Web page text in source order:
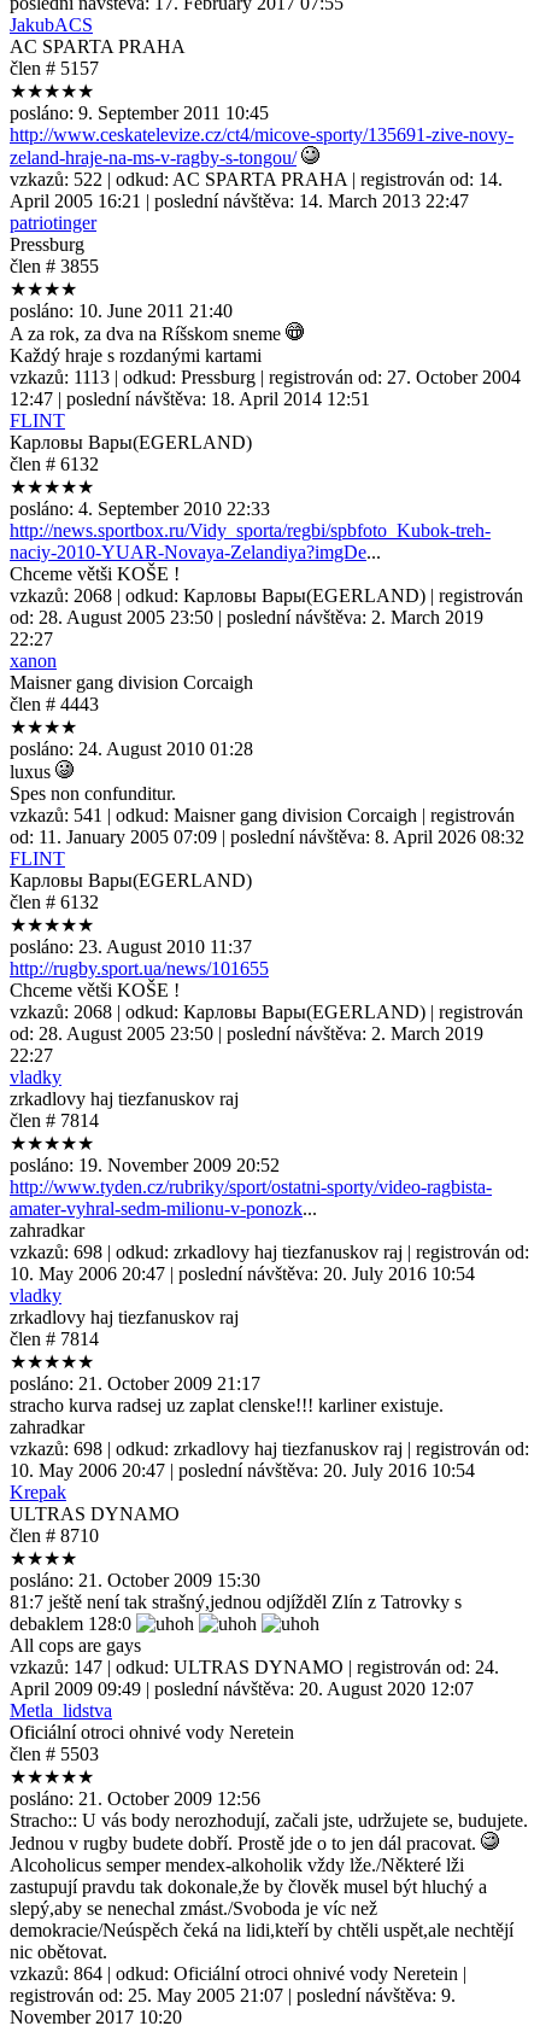
JakubACS
AC SPARTA PRAHA
člen # 5157
★★★★★
posláno: 9. September 2011 10:45
http://www.ceskatelevize.cz/ct4/micove-sporty/135691-zive-novy-
zeland-hraje-na-ms-v-ragby-s-tongou/
vzkazů: 522 | odkud: AC SPARTA PRAHA | registrován od: 14.
April 2005 16:21 | poslední návštěva: 14. March 2013 22:47
patriotinger
Pressburg
člen # 3855
★★★★
posláno: 10. June 2011 21:40
A za rok, za dva na Ríšskom sneme
Každý hraje s rozdanými kartami
vzkazů: 1113 | odkud: Pressburg | registrován od: 27. October 2004
12:47 | poslední návštěva: 18. April 2014 12:51
FLINT
Карловы Вары(EGERLAND)
člen # 6132
★★★★★
posláno: 4. September 2010 22:33
http://news.sportbox.ru/Vidy_sporta/regbi/spbfoto_Kubok-treh-
naciy-2010-YUAR-Novaya-Zelandiya?imgDe...
Chceme větši KOŠE !
vzkazů: 2068 | odkud: Карловы Вары(EGERLAND) | registrován
od: 28. August 2005 23:50 | poslední návštěva: 2. March 2019
22:27
xanon
Maisner gang division Corcaigh
člen # 4443
★★★★
posláno: 24. August 2010 01:28
luxus
Spes non confunditur.
vzkazů: 541 | odkud: Maisner gang division Corcaigh | registrován
od: 11. January 2005 07:09 | poslední návštěva: 8. April 2026 08:32
FLINT
Карловы Вары(EGERLAND)
člen # 6132
★★★★★
posláno: 23. August 2010 11:37
http://rugby.sport.ua/news/101655
Chceme větši KOŠE !
vzkazů: 2068 | odkud: Карловы Вары(EGERLAND) | registrován
od: 28. August 2005 23:50 | poslední návštěva: 2. March 2019
22:27
vladky
zrkadlovy haj tiezfanuskov raj
člen # 7814
★★★★★
posláno: 19. November 2009 20:52
http://www.tyden.cz/rubriky/sport/ostatni-sporty/video-ragbista-
amater-vyhral-sedm-milionu-v-ponozk...
zahradkar
vzkazů: 698 | odkud: zrkadlovy haj tiezfanuskov raj | registrován od:
10. May 2006 20:47 | poslední návštěva: 20. July 2016 10:54
vladky
zrkadlovy haj tiezfanuskov raj
člen # 7814
★★★★★
posláno: 21. October 2009 21:17
stracho kurva radsej uz zaplat clenske!!! karliner existuje.
zahradkar
vzkazů: 698 | odkud: zrkadlovy haj tiezfanuskov raj | registrován od:
10. May 2006 20:47 | poslední návštěva: 20. July 2016 10:54
Krepak
ULTRAS DYNAMO
člen # 8710
★★★★
posláno: 21. October 2009 15:30
81:7 ještě není tak strašný,jednou odjížděl Zlín z Tatrovky s
debaklem 128:0
All cops are gays
vzkazů: 147 | odkud: ULTRAS DYNAMO | registrován od: 24.
April 2009 09:49 | poslední návštěva: 20. August 2020 12:07
Metla_lidstva
Oficiální otroci ohnivé vody Neretein
člen # 5503
★★★★★
posláno: 21. October 2009 12:56
Stracho:: U vás body nerozhodují, začali jste, udržujete se, budujete.
Jednou v rugby budete dobří. Prostě jde o to jen dál pracovat.
Alcoholicus semper mendex-alkoholik vždy lže./Některé lži
zastupují pravdu tak dokonale,že by člověk musel být hluchý a
slepý,aby se nenechal zmást./Svoboda je víc než
demokracie/Neúspěch čeká na lidi,kteří by chtěli uspět,ale nechtějí
nic obětovat.
vzkazů: 864 | odkud: Oficiální otroci ohnivé vody Neretein |
registrován od: 25. May 2005 21:07 | poslední návštěva: 9.
November 2017 10:20